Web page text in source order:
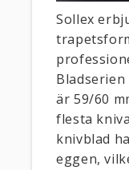
Sollex
Bladserien
är 59/60
flesta
knivblad
eggen,